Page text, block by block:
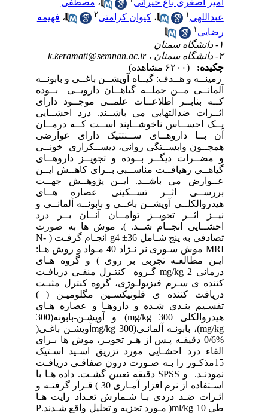
امیر اصغری باغ خیراتی ، مصطفی
عبداللهی
،کیوان کرامتی ،فهیمه
رضایی
k.keramati@semnan.ac.ir
چکیده:
زمینــه و هــدف: گیــاه آویشــن باغــی و بابونــه
آلمانــی مــن جملــه گیاهــان دارویــی بــوده
کــه بنابــر اطلاعــات علمــی موجــود دارای
اثــرات ضدالتهابی می باشــند. درد احشــایی
یــک احســاس ناخوشــایند اســت کــه درمــان
آن بــا داروهــای ســنتتیک دارای عوارضی
همچــون وابســتگی روانی، دیســکرازی خونــی
و مضــرات دیگــر بــوده و تجویــز داروهــای
گیاهــی رهیافــت مناســبی بــرای کاهــش ایــن
عــوارض می باشــد. ایــن پژوهــش جهــت
بررســی اثــر تســکینی عصاره هــای
هیدروالکلــی آویشــن باغــی و بابونــه آلمانــی و
نیــز اثــر تجویــز توامــان آنــان بــر درد
احشــایی انجــام شــد. ). موش ها به صورت
تصادفی به پنج شـامل 36± g4 انجـام گرفـت ( N-
MRI موش سـوری نر نـژاد 40 مـواد و روش هـا:
ایـن مطالعـه تجربی بر روی ) و گروه هـای
درمانی 2 mg/kg گـروه کنتـرل منفـی دریافـت
کننده ی سـرم فیزیولـوژی، گروه کنترل مثبـت
دریافت کننده ی فلونیکسـین مگلومیـن ( )
تقسـیم بنـدی شـده و داروهـا و عصاره هـای
هیدروالکلی 300 mg/kg) و آویشـن-بابونه(300
mg/kg)، بابونـه آلمانـی(300 mg/kgآویشـن باغـی(
%0/6 دقیقـه پـس از هـر تجویـز، موش ها بـرای
القاء درد احشـایی مورد تزریق اسـید اسـتیک
15مذکـور را بـه صـورت درون صفاقـی دریافـت
نمودنـد. و SPSS دقیقه تعیین گشـت. داده هـا با
اسـتفاده از نرم افزار آمـاری 30 ) قـرار گرفتـه و
اثـرات ضـد دردی بـا شـمارش تعـداد رایت هـا
طی 10 ml/kg( مـورد تجزیه و تحلیل واقع شـدند.P